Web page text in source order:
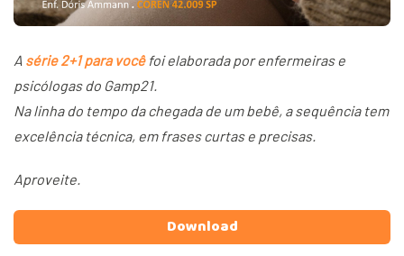
A série 2+1 para vocêfoi elaborada por enfermeiras e
psicólogas do Gamp21.
Na linha do tempo da chegada de um bebê, a sequência tem
excelência técnica, em frases curtas e precisas.
Aproveite.
Download